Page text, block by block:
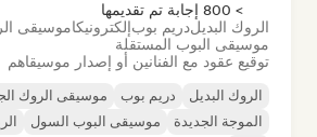
> 800 إجابة تم تقديمها
الروك البديلدريم بوبإلكترونيكاموسيقى
موسيقى البوب المستقلة
توقيع عقود مع الفنانين أو إصدار موسيقاهم
الروك البديل دريم بوب
موسيقى الروك
الموجة الجديدة
موسيقى البوب السول